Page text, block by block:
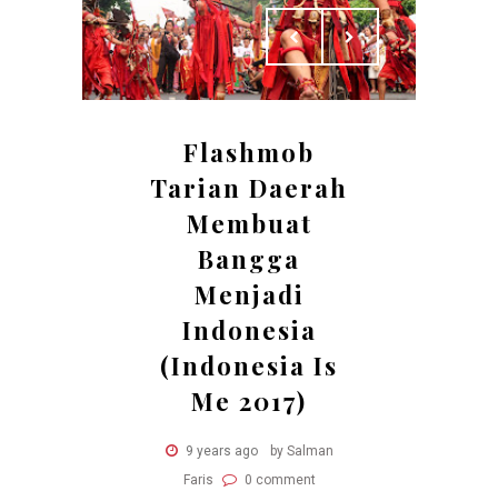
Flashmob
Tarian Daerah
Membuat
Bangga
Menjadi
Indonesia
(Indonesia Is
Me 2017)
9 years ago
by Salman
Faris
0 comment